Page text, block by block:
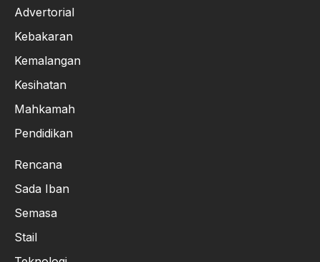
Advertorial
Kebakaran
Kemalangan
Kesihatan
Mahkamah
Pendidikan
Rencana
Sada Iban
Semasa
Stail